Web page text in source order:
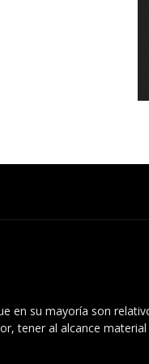
en su mayoría son
tener al alcance